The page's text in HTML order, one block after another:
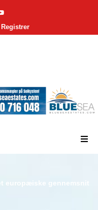
Registrer
europæiske gennemsnit